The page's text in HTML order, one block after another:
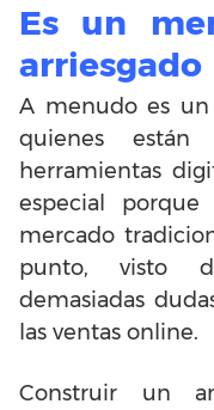
Es un
arriesgado
A menudo es
quienes están
herramientas
especial
mercado
punto, visto
demasiadas
las ventas online.
Construir un